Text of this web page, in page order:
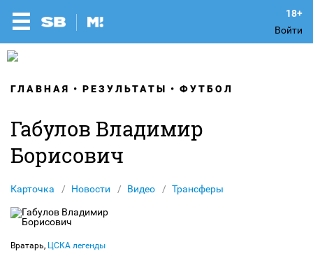
Войти
ГЛАВНАЯ РЕЗУЛЬТАТЫ ФУТБОЛ
Габулов Владимир
Борисович
Карточка Новости Видео Трансферы
Вратарь, ЦСКА легенды